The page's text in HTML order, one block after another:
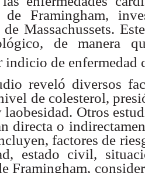
de Framingham,
de Massachussets.
de
manera
indicio de enfermedad
reveló diversos
de colesterol,
Otros
directa o
factores de
estado civil,
Framingham,